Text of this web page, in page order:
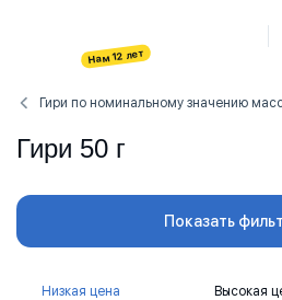
Гири по номинальному значению
Гири 50 г
Показать
Низкая цена Высокая